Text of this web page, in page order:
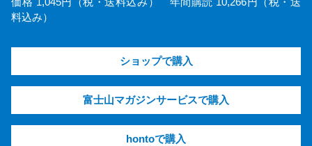
料込み）
ショップで購入
富士山マガジンサービスで購入
hontoで購入